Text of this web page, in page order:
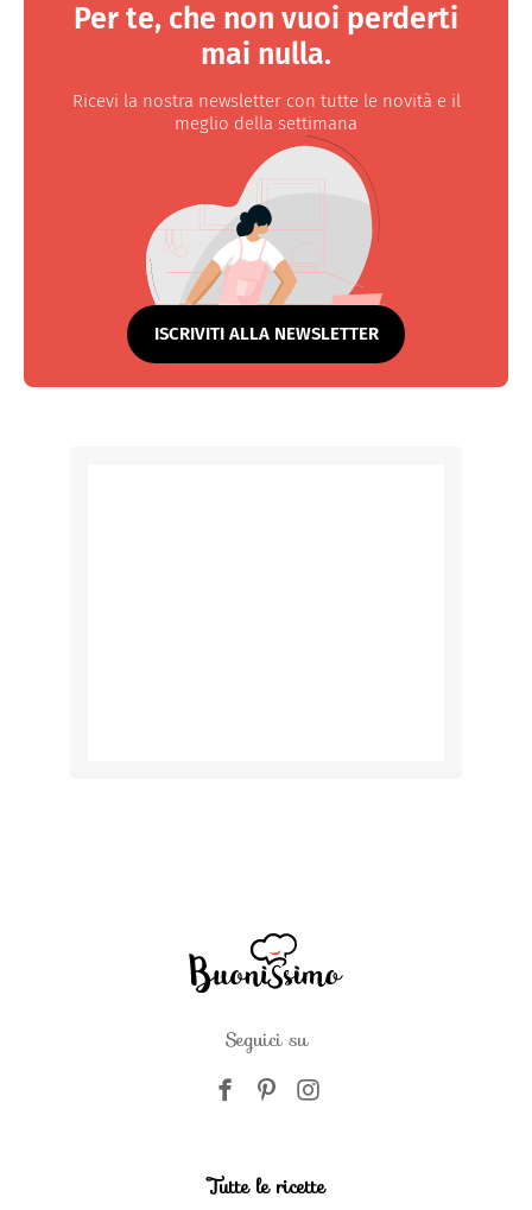
Per te, che non vuoi perderti
mai nulla.
Ricevi la nostra newsletter con tutte le novità e il
meglio della settimana
ISCRIVITI ALLA NEWSLETTER
Seguici su
Tutte le ricette